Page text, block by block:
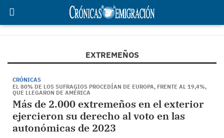
EXTREMEÑOS
CRÓNICAS
EL 80% DE LOS SUFRAGIOS PROCEDÍAN DE EUROPA, FRENTE AL 19,4%,
QUE LLEGARON DE AMÉRICA
Más de 2.000 extremeños en el exterior
ejercieron su derecho al voto en las
autonómicas de 2023